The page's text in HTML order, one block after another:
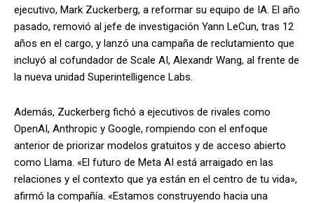
ejecutivo, Mark Zuckerberg, a reformar su equipo de IA. El año
pasado, removió al jefe de investigación Yann LeCun, tras 12
años en el cargo, y lanzó una campaña de reclutamiento que
incluyó al cofundador de Scale AI, Alexandr Wang, al frente de
la nueva unidad Superintelligence Labs.
Además, Zuckerberg fichó a ejecutivos de rivales como
OpenAI, Anthropic y Google, rompiendo con el enfoque
anterior de priorizar modelos gratuitos y de acceso abierto
como Llama. «El futuro de Meta AI está arraigado en las
relaciones y el contexto que ya están en el centro de tu vida»,
afirmó la compañía. «Estamos construyendo hacia una